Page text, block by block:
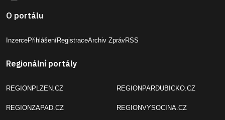
O portálu
InzercePřihlášeníRegistraceArchiv ZprávRSS
Regionální portály
REGIONPLZEN.CZ
REGIONZAPAD.CZ
REGIONPARDUBICKO.CZ
REGIONVYSOCINA.CZ